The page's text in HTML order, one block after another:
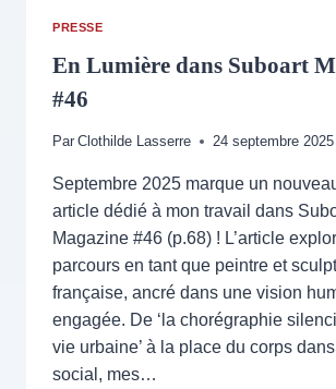
PRESSE
En Lumière dans Suboart
#46
Par Clothilde Lasserre 24 septembre 2025
Septembre 2025 marque un
article dédié à mon travail dans
Magazine #46 (p.68) ! L’article
parcours en tant que peintre et
française, ancré dans une vision
engagée. De ‘la chorégraphie
vie urbaine’ à la place du corps
social, mes…